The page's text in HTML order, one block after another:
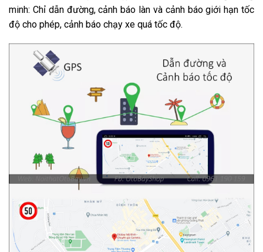
minh: Chỉ dẫn đường, cảnh báo làn và cảnh báo giới hạn tốc
độ cho phép, cảnh báo chạy xe quá tốc độ.